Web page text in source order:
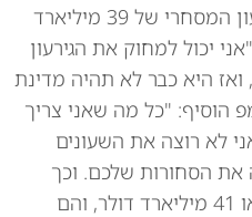
שוויץ בהקשר לגירעון המסחרי של 39 מיליארד
יכול למחוק את הגירעון
היא כבר לא תהיה מדינת
הוסיף: "כל מה שאני צריך
לא רוצה את השעונים
את הסחורות שלכם. וכך
אנחנו חוסכים 39 או 41 מיליארד דולר, והם